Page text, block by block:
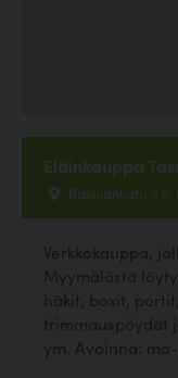
Eläinkauppa
Rasulankatu 9 B,
Verkkokauppa,
Myymälästä
häkit, boxit,
trimmauspöydät
ym. Avoinna: ma-